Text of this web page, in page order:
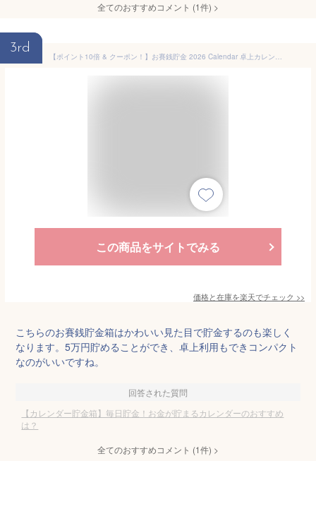
全てのおすすめコメント (1件) >
3rd
【ポイント10倍 & クーポン！】お賽銭貯金 2026 Calendar 卓上カレンダー2026年 5万円貯まる アルタ 貯金箱型卓上 マネーバンク 令和8年暦 メール便可 シネマコレクション
この商品をサイトでみる
価格と在庫を楽天でチェック >>
こちらのお賽銭貯金箱はかわいい見た目で貯金するのも楽しく
なります。5万円貯めることができ、卓上利用もできコンパクト
なのがいいですね。
回答された質問
【カレンダー貯金箱】毎日貯金！お金が貯まるカレンダーのおすすめ
は？
全てのおすすめコメント (1件) >